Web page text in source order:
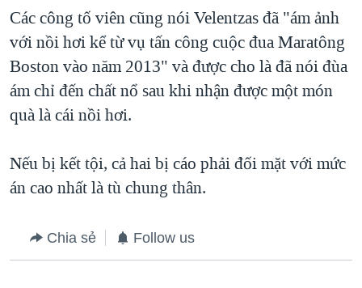
Các công tố viên cũng nói Velentzas đã "ám ảnh
với nồi hơi kể từ vụ tấn công cuộc đua Maratông
Boston vào năm 2013" và được cho là đã nói đùa
ám chỉ đến chất nổ sau khi nhận được một món
quà là cái nồi hơi.
Nếu bị kết tội, cả hai bị cáo phải đối mặt với mức
án cao nhất là tù chung thân.
Chia sẻ Follow us